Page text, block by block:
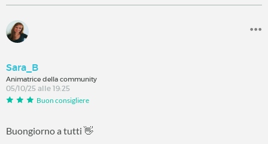
Sara_B
Animatrice della community
05/10/25 alle 19:25
Buon consigliere
Buongiorno a tutti 👋